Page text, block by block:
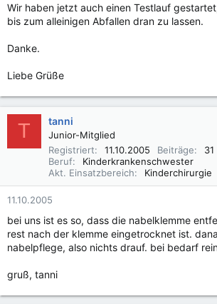
Wir haben jetzt auch einen Testlauf
bis zum alleinigen Abfallen dran zu lassen.
Danke.
Liebe Grüße
T tanni
Junior-Mitglied
Registriert
11.10.2005 Beiträge 31
Beruf
Kinderkrankenschwester
Akt. Einsatzbereich
Kinderchirurgie
11.10.2005
bei uns ist es so, dass die nabelklemme
rest nach der klemme eingetrocknet ist.
nabelpflege, also nichts drauf. bei bedarf
gruß, tanni